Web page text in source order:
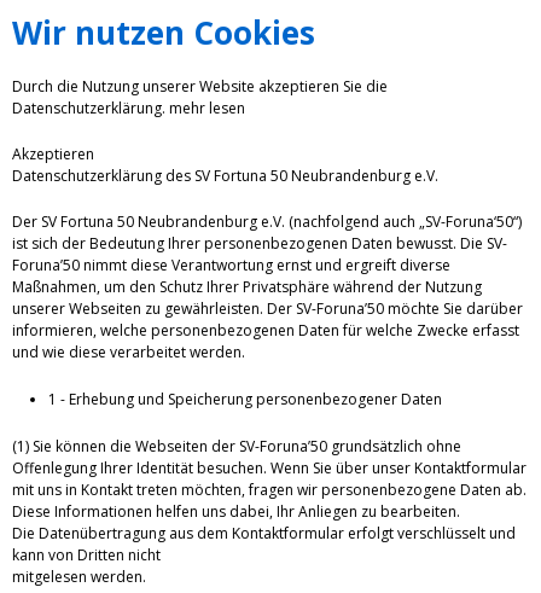
Wir nutzen Cookies
Durch die Nutzung unserer Website akzeptieren Sie die
Datenschutzerklärung. mehr lesen
Akzeptieren
Datenschutzerklärung des SV Fortuna 50 Neubrandenburg e.V.
Der SV Fortuna 50 Neubrandenburg e.V. (nachfolgend auch „SV-Foruna‘50“)
ist sich der Bedeutung Ihrer personenbezogenen Daten bewusst. Die SV-
Foruna’50 nimmt diese Verantwortung ernst und ergreift diverse
Maßnahmen, um den Schutz Ihrer Privatsphäre während der Nutzung
unserer Webseiten zu gewährleisten. Der SV-Foruna’50 möchte Sie darüber
informieren, welche personenbezogenen Daten für welche Zwecke erfasst
und wie diese verarbeitet werden.
1 - Erhebung und Speicherung personenbezogener Daten
(1) Sie können die Webseiten der SV-Foruna’50 grundsätzlich ohne
Offenlegung Ihrer Identität besuchen. Wenn Sie über unser Kontaktformular
mit uns in Kontakt treten möchten, fragen wir personenbezogene Daten ab.
Diese Informationen helfen uns dabei, Ihr Anliegen zu bearbeiten.
Die Datenübertragung aus dem Kontaktformular erfolgt verschlüsselt und
kann von Dritten nicht
mitgelesen werden.